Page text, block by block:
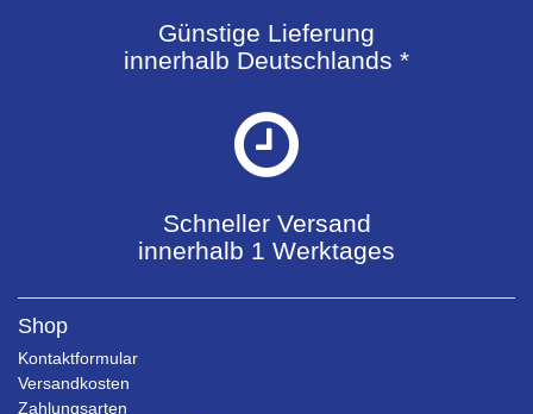
Günstige Lieferung
innerhalb Deutschlands *
Schneller Versand
innerhalb 1 Werktages
Shop
Kontaktformular
Versandkosten
Zahlungsarten